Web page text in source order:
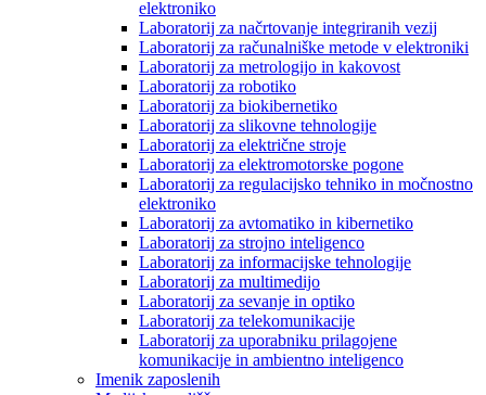
elektroniko
Laboratorij za načrtovanje integriranih vezij
Laboratorij za računalniške metode v elektroniki
Laboratorij za metrologijo in kakovost
Laboratorij za robotiko
Laboratorij za biokibernetiko
Laboratorij za slikovne tehnologije
Laboratorij za električne stroje
Laboratorij za elektromotorske pogone
Laboratorij za regulacijsko tehniko in močnostno
elektroniko
Laboratorij za avtomatiko in kibernetiko
Laboratorij za strojno inteligenco
Laboratorij za informacijske tehnologije
Laboratorij za multimedijo
Laboratorij za sevanje in optiko
Laboratorij za telekomunikacije
Laboratorij za uporabniku prilagojene
komunikacije in ambientno inteligenco
Imenik zaposlenih